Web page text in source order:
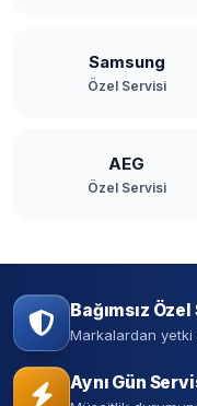
Samsung
Özel Servisi
AEG
Özel Servisi
Bağımsız
Markalardan yetki
Aynı Gün